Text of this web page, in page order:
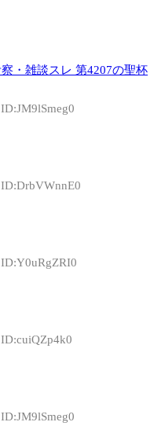
察・雑談スレ 第4207の聖杯